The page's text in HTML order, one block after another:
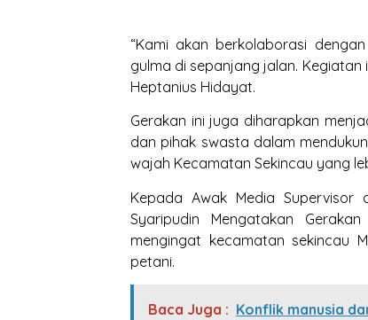
“Kami akan berkolaborasi
gulma di sepanjang jalan.
Heptanius Hidayat.
Gerakan ini juga diharapkan
dan pihak swasta dalam
wajah Kecamatan Sekincau yang
Kepada Awak Media
Syaripudin Mengatakan
mengingat kecamatan sekincau
petani.
Baca Juga : Konflik manusia